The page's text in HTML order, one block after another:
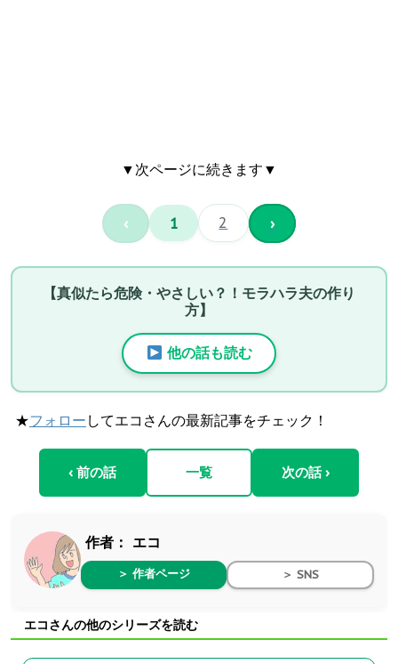
▼次ページに続きます▼
‹ 1 2 ›
【真似たら危険・やさしい？！モラハラ夫の作り
方】
他の話も読む
★フォロー してエコさんの最新記事をチェック！
‹ 前の話 一覧 次の話 ›
作者： エコ
＞ 作者ページ ＞ SNS
エコさんの他のシリーズを読む